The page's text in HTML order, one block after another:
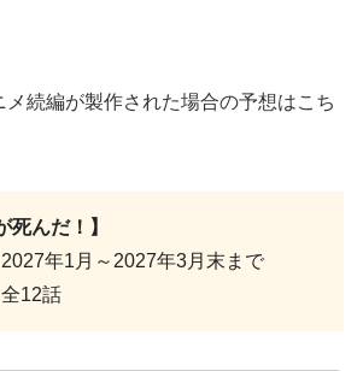
メ続編が製作された場合の予想はこち
死んだ！】
年1月～2027年3月末まで
12話